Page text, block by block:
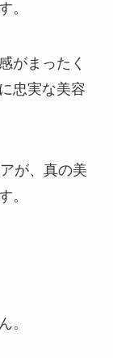
。
がまったく
忠実な美容
が、真の美
。
。